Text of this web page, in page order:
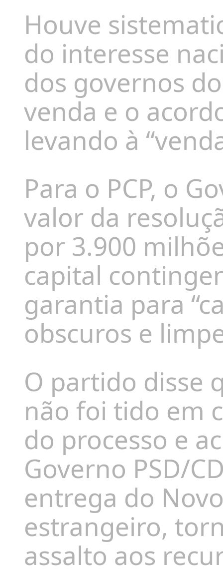
Houve
do interesse
dos governos
venda e o
levando à
Para o PCP, o
valor da
por 3.900
capital
garantia para
obscuros e
O partido disse
não foi tido em
do processo e
Governo PSD/
entrega do
estrangeiro,
assalto aos